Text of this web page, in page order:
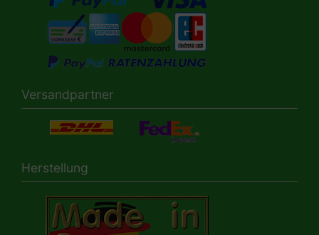
Versandpartner
Herstellung